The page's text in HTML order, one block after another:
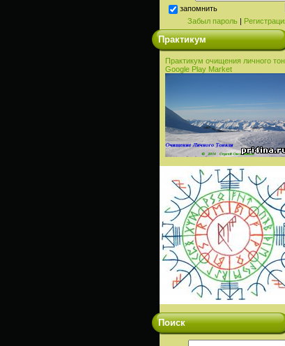
запомнить
Забыл пароль|
Практикум
Практикум очищения личного
Google Play Market
Поиск